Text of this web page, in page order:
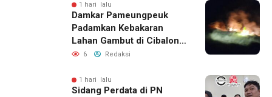
1 hari lalu
Damkar Pameungpeuk
Padamkan Kebakaran
Lahan Gambut di Cibalong,
Permukiman Warga
6 Redaksi
1 hari lalu
Sidang Perdata di PN